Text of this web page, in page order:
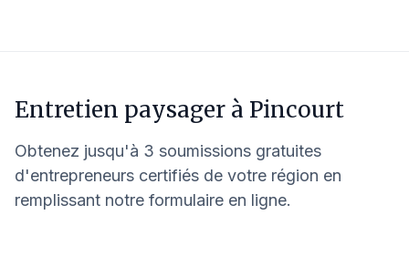
Entretien paysager à Pincourt
Obtenez jusqu'à 3 soumissions gratuites
d'entrepreneurs certifiés de votre région en
remplissant notre formulaire en ligne.